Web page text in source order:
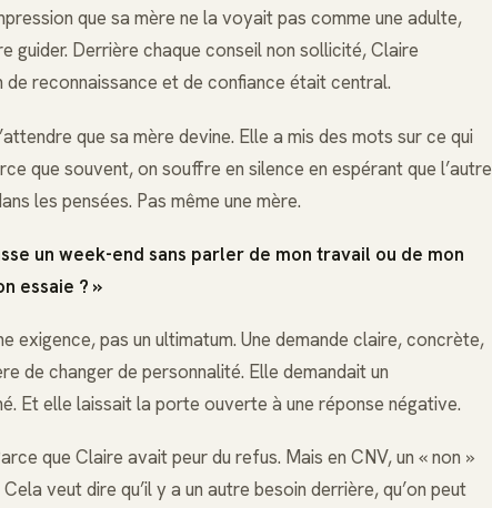
que sa mère ne la voyait pas comme une adulte,
guider. Derrière chaque conseil non sollicité, Claire
de reconnaissance et de confiance était central.
que sa mère devine. Elle a mis des mots sur ce qui
que souvent, on souffre en silence en espérant que l’autre
les pensées. Pas même une mère.
un week-end sans parler de mon travail ou de mon
essaie ? »
exigence, pas un ultimatum. Une demande claire, concrète,
de changer de personnalité. Elle demandait un
Et elle laissait la porte ouverte à une réponse négative.
que Claire avait peur du refus. Mais en CNV, un « non »
veut dire qu’il y a un autre besoin derrière, qu’on peut